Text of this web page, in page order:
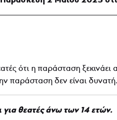
ότι η παράσταση
παράσταση δεν είναι δυνατή.
θεατές άνω των 14 ετών.